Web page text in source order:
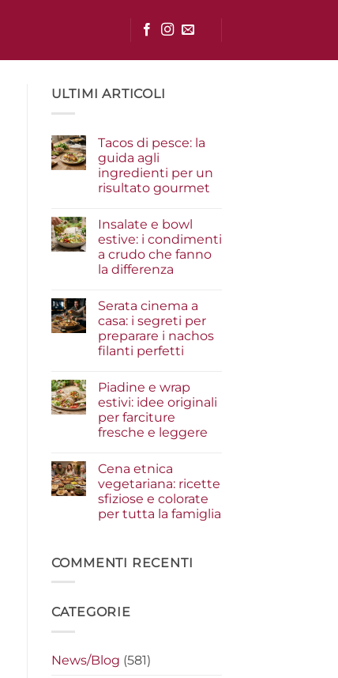
ULTIMI ARTICOLI
Tacos di pesce: la
guida agli
ingredienti per un
risultato gourmet
su
Tacos
di
pesce:
la
guida
per
un
risultato
gourmet
Insalate e bowl
estive: i condimenti
a crudo che fanno
la differenza
su
e
bowl
estive:
crudo
che
fanno
la
differenza
Serata cinema a
casa: i segreti per
preparare i nachos
filanti perfetti
su
Serata
cinema
a
casa:
preparare
i
nachos
filanti
perfetti
Piadine e wrap
estivi: idee originali
per farciture
fresche e leggere
su
e
wrap
estivi:
idee
fresche
e
Cena etnica
vegetariana: ricette
sfiziose e colorate
per tutta la famiglia
Cena
etnica
e
famiglia
COMMENTI RECENTI
CATEGORIE
News/Blog (581)